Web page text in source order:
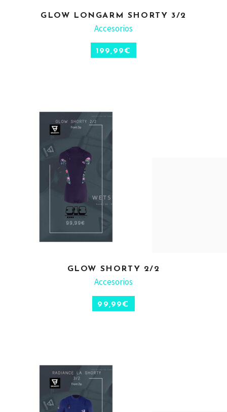
ADD TO CART
GLOW LONGARM SHORTY 3/2
Accesorios
199,99€
ADD TO CART
GLOW SHORTY 2/2
Accesorios
99,99€